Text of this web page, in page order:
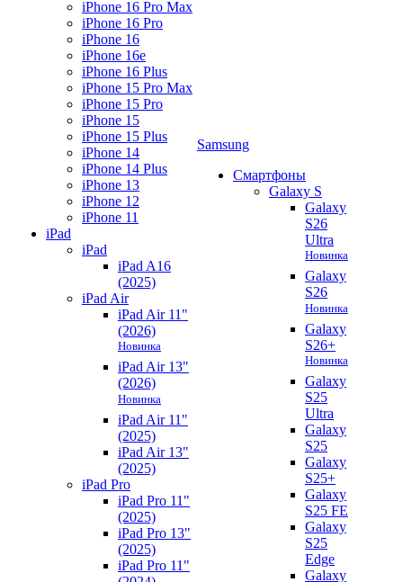
iPhone 16 Pro Max
iPhone 16 Pro
iPhone 16
iPhone 16e
iPhone 16 Plus
iPhone 15 Pro Max
iPhone 15 Pro
iPhone 15
iPhone 15 Plus
iPhone 14
iPhone 14 Plus
iPhone 13
iPhone 12
iPhone 11
iPad
iPad
iPad A16
(2025)
iPad Air
iPad Air 11"
(2026)
Новинка
iPad Air 13"
(2026)
Новинка
iPad Air 11"
(2025)
iPad Air 13"
(2025)
iPad Pro
iPad Pro 11"
(2025)
iPad Pro 13"
(2025)
iPad Pro 11"
Samsung
Смартфоны
Galaxy S
Galaxy
S26
Ultra
Новинка
Galaxy
S26
Новинка
Galaxy
S26+
Новинка
Galaxy
S25
Ultra
Galaxy
S25
Galaxy
S25+
Galaxy
S25 FE
Galaxy
S25
Edge
Galaxy